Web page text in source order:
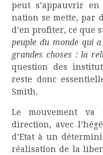
peut s’appauvrir
nation se mette, par
d’en profiter, ce que
peuple du monde qui
grandes choses : la
question des
reste donc
Smith.
Le mouvement va
direction, avec
d’Etat à un
réalisation de la